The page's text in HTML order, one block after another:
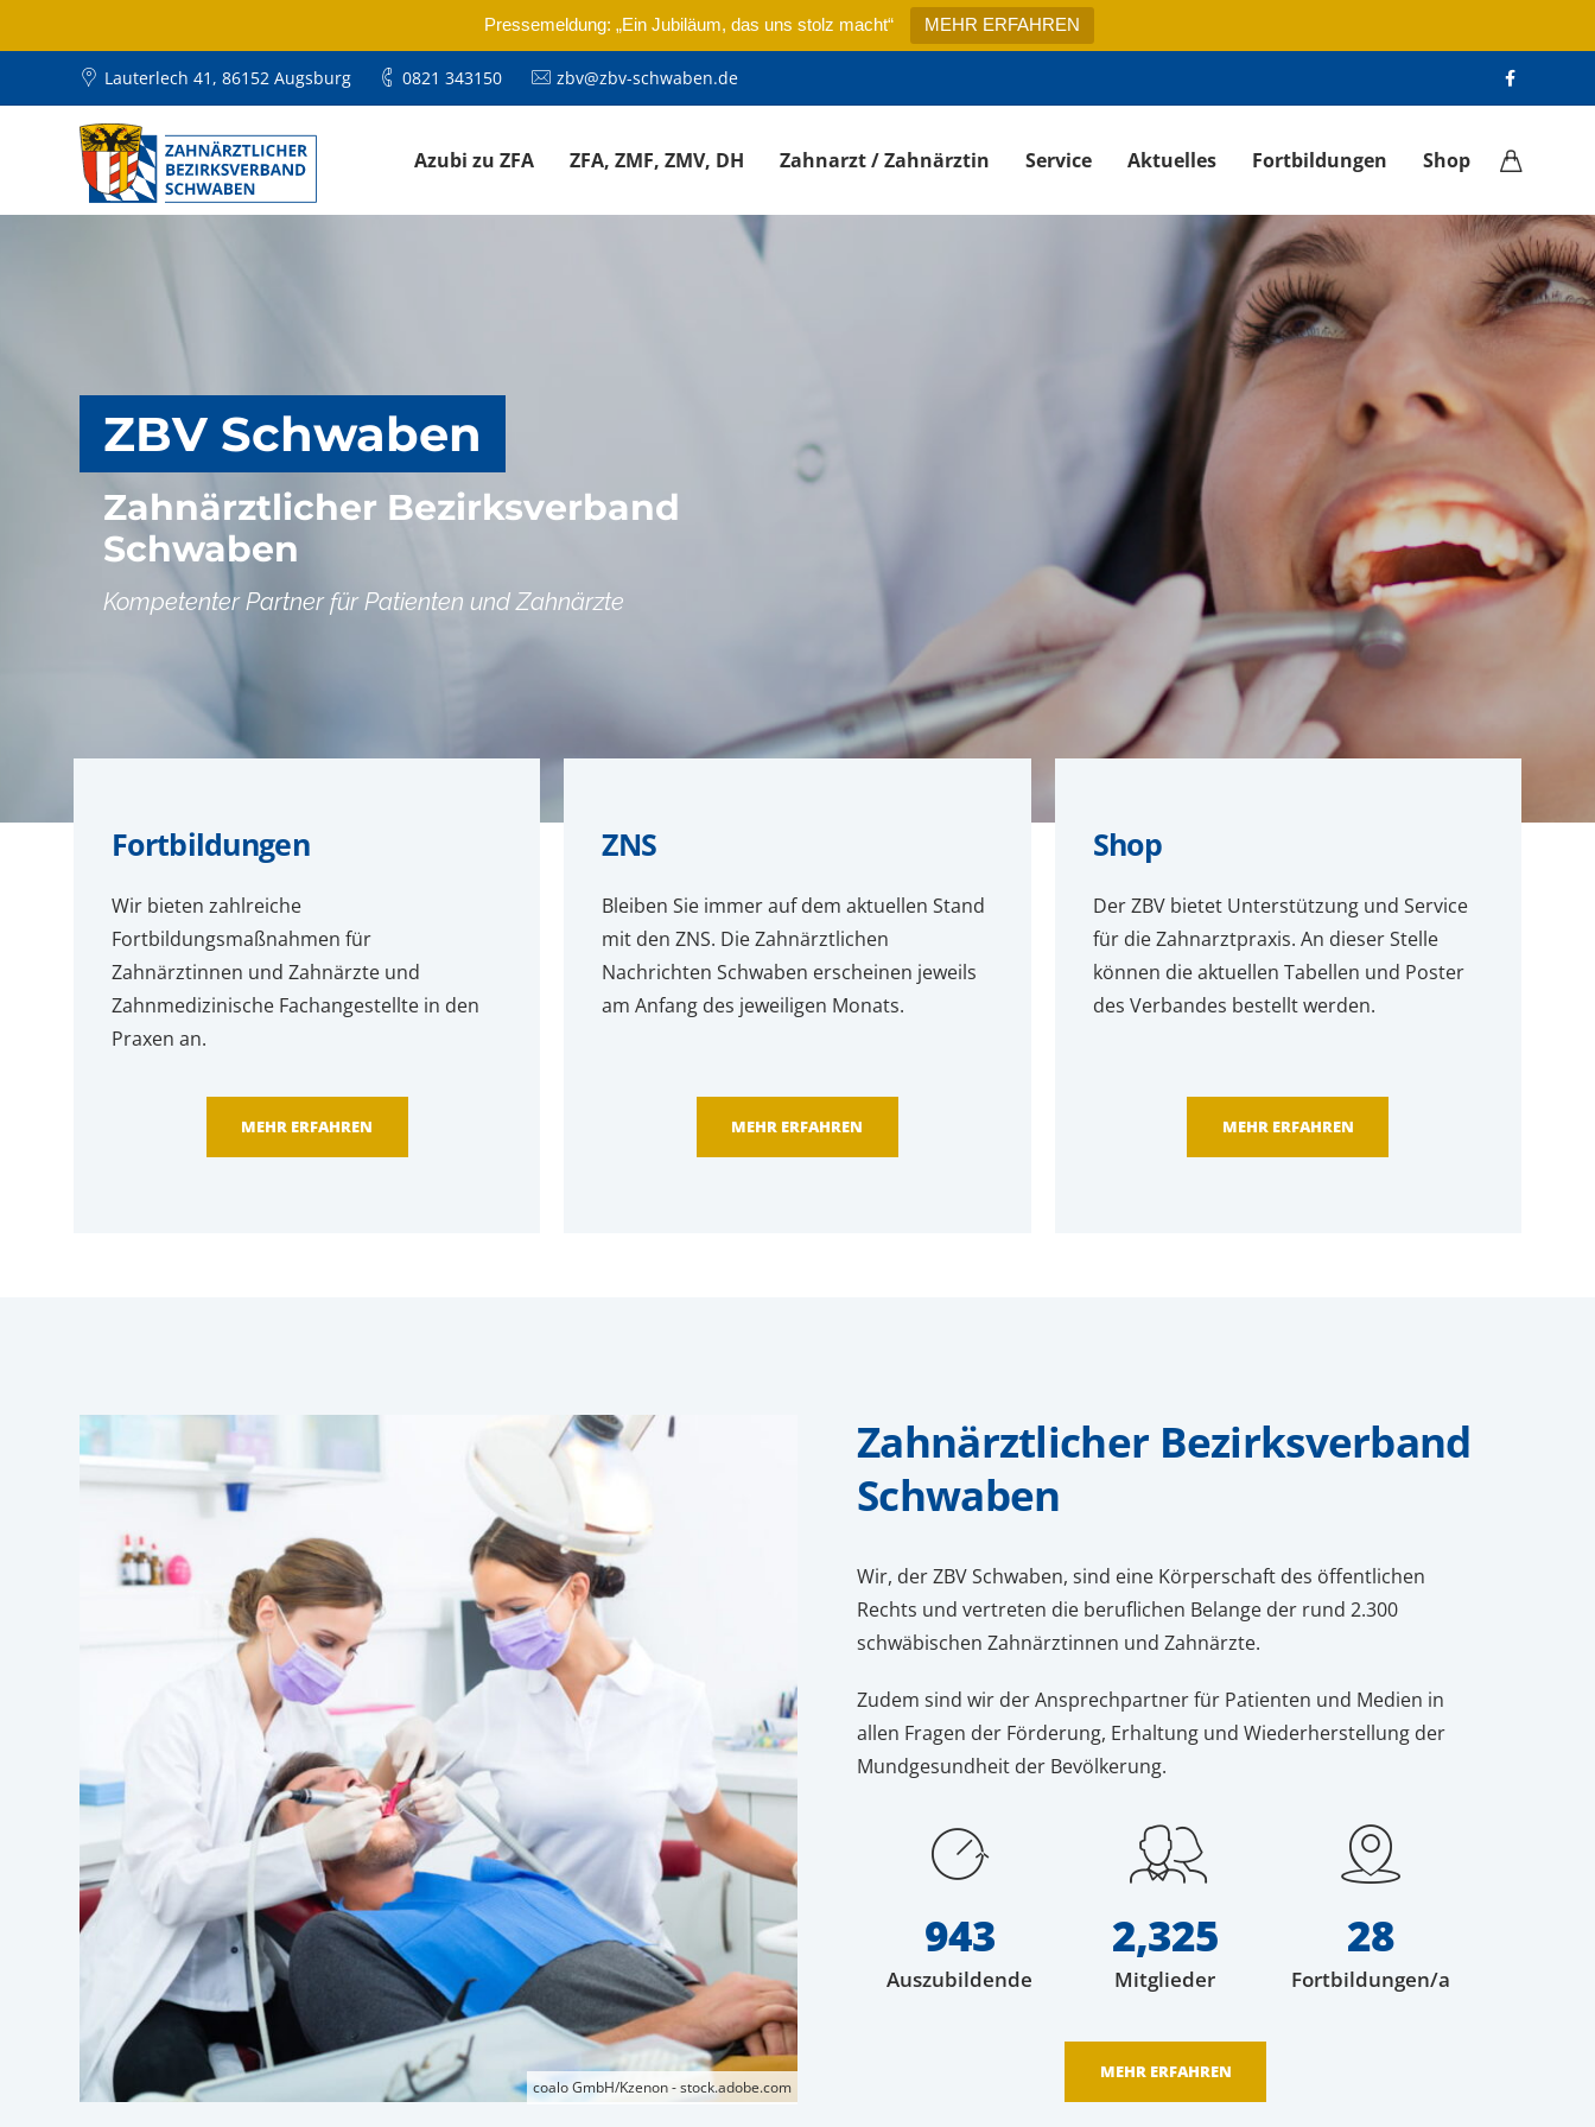
Pressemeldung: „Ein Jubiläum, das uns stolz macht“ MEHR ERFAHREN
Lauterlech 41, 86152 Augsburg 0821 343150 zbv@zbv-schwaben.de
Azubi zu ZFA ZFA, ZMF, ZMV, DH Zahnarzt / Zahnärztin Service Aktuelles Fortbildungen Shop
Zahnärztlicher Bezirksverband
Schwaben
ZBV Schwaben
Kompetenter Partner für Patienten und Zahnärzte
Fortbildungen
Wir bieten zahlreiche
Fortbildungsmaßnahmen für
Zahnärztinnen und Zahnärzte und
Zahnmedizinische Fachangestellte in den
Praxen an.
MEHR ERFAHREN
ZNS
Bleiben Sie immer auf dem aktuellen Stand
mit den ZNS. Die Zahnärztlichen
Nachrichten Schwaben erscheinen jeweils
am Anfang des jeweiligen Monats.
MEHR ERFAHREN
Shop
Der ZBV bietet Unterstützung und Service
für die Zahnarztpraxis. An dieser Stelle
können die aktuellen Tabellen und Poster
des Verbandes bestellt werden.
MEHR ERFAHREN
coalo GmbH/Kzenon - stock.adobe.com
Zahnärztlicher Bezirksverband
Schwaben
Wir, der ZBV Schwaben, sind eine Körperschaft des öffentlichen
Rechts und vertreten die beruflichen Belange der rund 2.300
schwäbischen Zahnärztinnen und Zahnärzte.
Zudem sind wir der Ansprechpartner für Patienten und Medien in
allen Fragen der Förderung, Erhaltung und Wiederherstellung der
Mundgesundheit der Bevölkerung.
943
Auszubildende
2,325
Mitglieder
28
Fortbildungen/a
MEHR ERFAHREN